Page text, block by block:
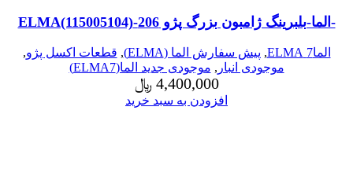
-الما-بلبرینگ ژامبون بزرگ پژو 206-ELMA(115005104)
الما7 ELMA , پیش سفارش الما (ELMA) , قطعات اکسل پژو,
موجودی انبار , موجودی جدید الما(ELMA7)
4,400,000 ﷼
افزودن به سبد خرید